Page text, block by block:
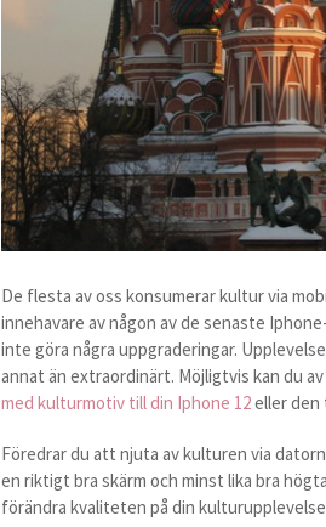
De flesta av oss konsumerar kultur via
innehavare av någon av de senaste
inte göra några uppgraderingar.
annat än extraordinärt. Möjligtvis kan du
med kulturmotiv till din Iphone 12eller den
Föredrar du att njuta av kulturen via
en riktigt bra skärm och minst lika bra
förändra kvaliteten på din